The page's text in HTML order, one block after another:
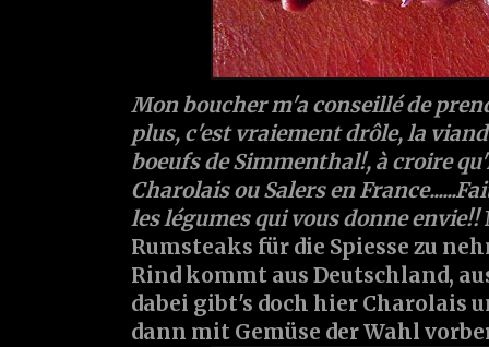
Mon boucher m'a conseillé de
plus, c'est vraiement drôle, la
boeufs de Simmenthal!, à croire
Charolais ou Salers en
les légumes qui vous donne envie!!
Rumsteaks für die Spiesse zu
Rind kommt aus Deutschland,
dabei gibt's doch hier Charolais
dann mit Gemüse der Wahl